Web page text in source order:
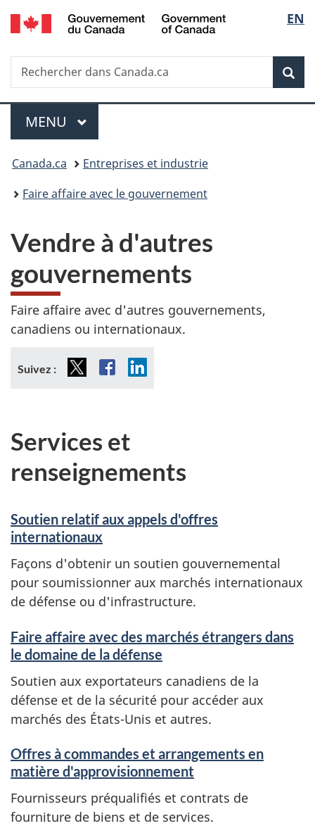
Passer
au
principal
Passer
à
Au
du
Passer
à
version
simplifiée
de
la
EN
Recherche
Rechercher
dans
Menu
MENU PRINCIPAL
Vous
êtes
Canada.ca
Entreprises et industrie
Faire affaire avec le gouvernement
V
e
n
d
e
d
'
a
u
t
r
e
s
g
o
u
v
e
Vendre à d'autres
gouvernements
Faire affaire avec d'autres gouvernements,
canadiens ou internationaux.
Suivez : X FacebookLinkedIn
Services et
renseignements
Soutien relatif aux appels d'offres
internationaux
Façons d'obtenir un soutien gouvernemental
pour soumissionner aux marchés internationaux
de défense ou d'infrastructure.
Faire affaire avec des marchés étrangers dans
le domaine de la défense
Soutien aux exportateurs canadiens de la
défense et de la sécurité pour accéder aux
marchés des États-Unis et autres.
Offres à commandes et arrangements en
matière d'approvisionnement
Fournisseurs préqualifiés et contrats de
fourniture de biens et de services.